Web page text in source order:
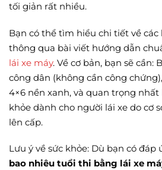
tối giản rất nhiều.
Bạn có thể tìm hiểu chi tiết về
thông qua bài viết hướng dẫn
lái xe máy. Về cơ bản, bạn sẽ cần:
công dân (không cần công
4×6 nền xanh, và quan trọng nhất
khỏe dành cho người lái xe do cơ
lên cấp.
Lưu ý về sức khỏe: Dù bạn có
bao nhiêu tuổi thi bằng lái xe